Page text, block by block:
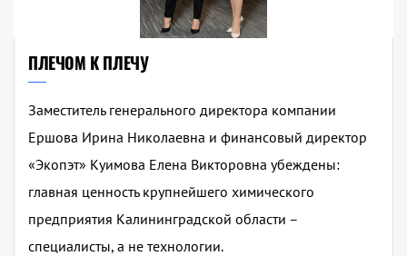
ПЛЕЧОМ К ПЛЕЧУ
Заместитель генерального директора компании
Ершова Ирина Николаевна и финансовый директор
«Экопэт» Куимова Елена Викторовна убеждены:
главная ценность крупнейшего химического
предприятия Калининградской области –
специалисты, а не технологии.